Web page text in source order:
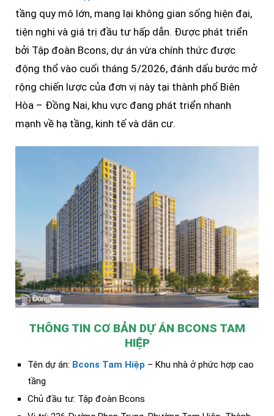
tầng quy mô lớn, mang lại không gian sống hiện đại,
tiện nghi và giá trị đầu tư hấp dẫn. Được phát triển
bởi Tập đoàn Bcons, dự án vừa chính thức được
động thổ vào cuối tháng 5/2026, đánh dấu bước mở
rộng chiến lược của đơn vị này tại thành phố Biên
Hòa – Đồng Nai, khu vực đang phát triển nhanh
mạnh về hạ tầng, kinh tế và dân cư.
THÔNG TIN CƠ BẢN DỰ ÁN BCONS TAM
HIỆP
Tên dự án: Bcons Tam Hiệp – Khu nhà ở phức hợp cao
tầng
Chủ đầu tư: Tập đoàn Bcons